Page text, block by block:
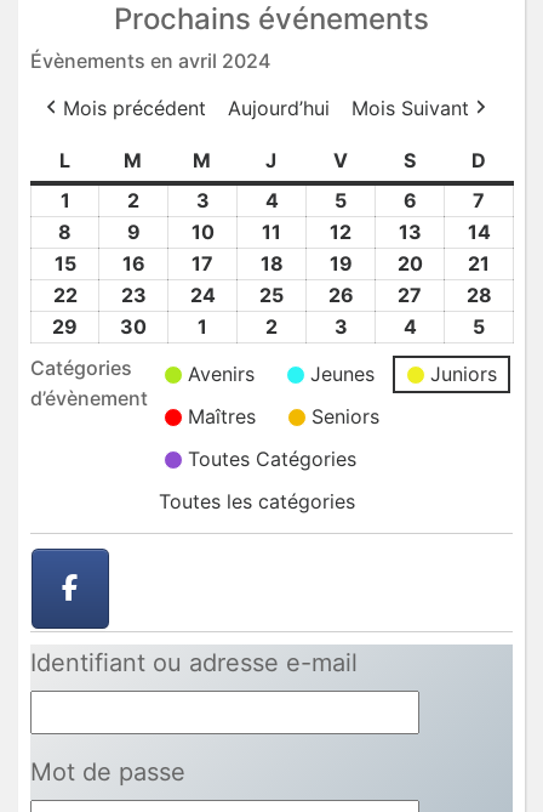
Prochains événements
Évènements en avril 2024
Mois précédent
Aujourd’hui Mois Suivant
Llundi M mardiM mercredi
J Vvendredi
Ssamedi
D
1
Avr
2024
2
2024
3
Avr
2024
44
Avr
2024
5
Avr
2024
6
Avr
2024
7
Avr
2024
8
Avr
2024
9
Avr
2024
1010
2024
11
Avr
2024
12
2024
13
Avr
2024
1414
2024
1515
Avr
2024
16
Avr
2024
17
Avr
18
Avr
19
Avr
2020
21
Avr
2222
2024
23
Avr
2424
25 26
2024
27
2024
28
2024
29
Avr
2024
30
2024
1
2024
2
2024
3
2024
44
Mai
2024
5
Mai
2024
Catégories
d’évènement
Avenirs Jeunes
Juniors
Maîtres
Seniors
Toutes Catégories
Toutes les catégories
Identifiant ou adresse e-mail
Mot de passe